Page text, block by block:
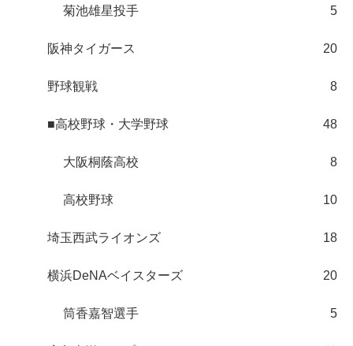
菊池雄星投手 5
阪神タイガース 20
野球観戦 8
■高校野球・大学野球 48
大阪桐蔭高校 8
高校野球 10
埼玉西武ライオンズ 18
横浜DeNAベイスターズ 20
筒香嘉智選手 5